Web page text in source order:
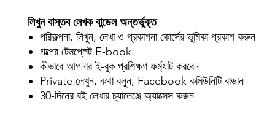
লিখুন বাস্তব লেখক বান্ডেল অন্তর্ভুক্ত
পরিকল্পনা, লিখুন, লেখা ও প্রকাশনা কোর্সের ভূমিকা প্রকাশ করুন
গল্পের টেমপ্লেট E-book
কীভাবে আপনার ই-বুক প্রশিক্ষণ ফর্ম্যাট করবেন
Private লেখুন, কথা বলুন, Facebook কমিউনিটি বাড়ান
30-দিনের বই লেখার চ্যালেঞ্জে অ্যাক্সেস করুন